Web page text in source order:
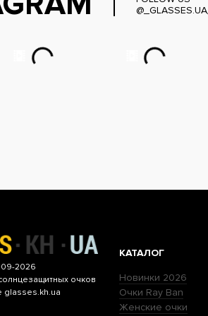
@_GLASSES.UA_
2026
очков
glasses.kh.ua
КАТАЛОГ
Новинки 2026
Очки Ray Ban
Женские очки